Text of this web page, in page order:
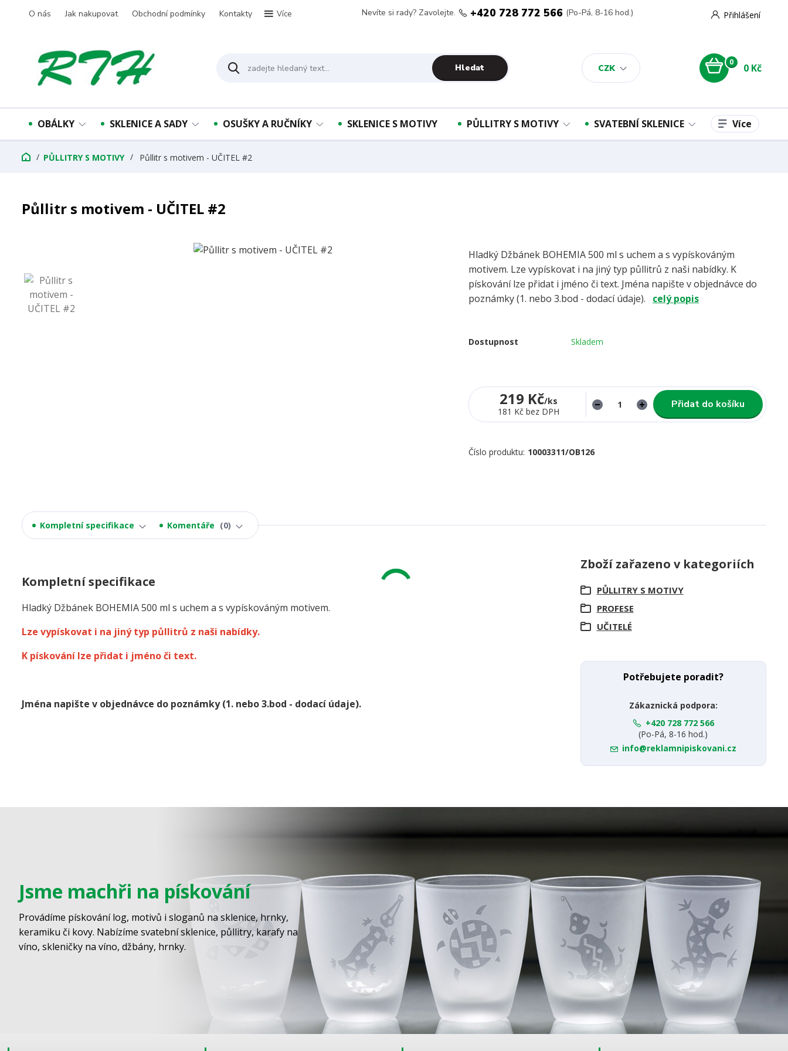
O nás Jak nakupovat Obchodní podmínky Kontakty Více
CZK
Přihlášení
Hledat
Nevíte si rady? Zavolejte. +420 728 772 566 (Po-Pá, 8-16 hod.)
0 0 Kč
OBÁLKY SKLENICE A SADY OSUŠKY A RUČNÍKY SKLENICE S MOTIVY PŮLLITRY S MOTIVY SVATEBNÍ SKLENICE Více
PŮLLITRY S MOTIVY Půllitr s motivem - UČITEL #2
Půllitr s motivem - UČITEL #2
Hladký Džbánek BOHEMIA 500 ml s uchem a s vypískováným
motivem. Lze vypískovat i na jiný typ půllitrů z naši nabídky. K
pískování lze přidat i jméno či text. Jména napište v objednávce do
poznámky (1. nebo 3.bod - dodací údaje). celý popis
Dostupnost Skladem
219 Kč/ks
181 Kč bez DPH
Přidat do košíku
Číslo produktu: 10003311/OB126
Kompletní specifikace Komentáře 0
Kompletní specifikace
Hladký Džbánek BOHEMIA 500 ml s uchem a s vypískováným motivem.
Lze vypískovat i na jiný typ půllitrů z naši nabídky.
K pískování lze přidat i jméno či text.
Jména napište v objednávce do poznámky(1. nebo 3.bod - dodací údaje).
Zboží zařazeno v kategoriích
PŮLLITRY S MOTIVY
PROFESE
UČITELÉ
Potřebujete poradit?
Zákaznická podpora:
+420 728 772 566
(Po-Pá, 8-16 hod.)
info@reklamnipiskovani.cz
Jsme machři na pískování
Provádíme pískování log, motivů i sloganů na sklenice, hrnky,
keramiku či kovy. Nabízíme svatební sklenice, půllitry, karafy na
víno, skleničky na víno, džbány, hrnky.